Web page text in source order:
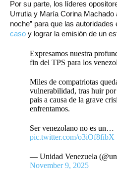
Por su parte, los líderes
Urrutia y María Corina Machado
noche” para que las autoridades
caso y lograr la emisión de un
Expresamos nuestra
fin del TPS para los
Miles de compatriotas
vulnerabilidad, tras huir
pais a causa de la grave
enfrentamos.
Ser venezolano no es un…
pic.twitter.com/o3iOf8fibX
— Unidad Venezuela
November 9, 2025